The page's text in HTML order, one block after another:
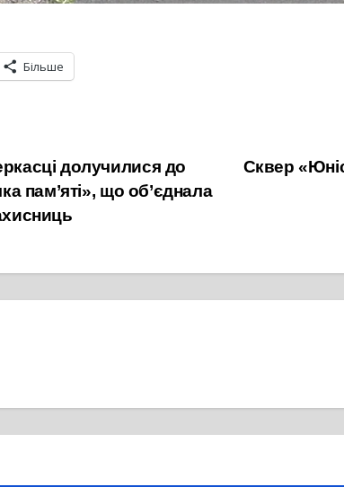
Більше
Сквер
долучилися до
пам’яті», що об’єднала